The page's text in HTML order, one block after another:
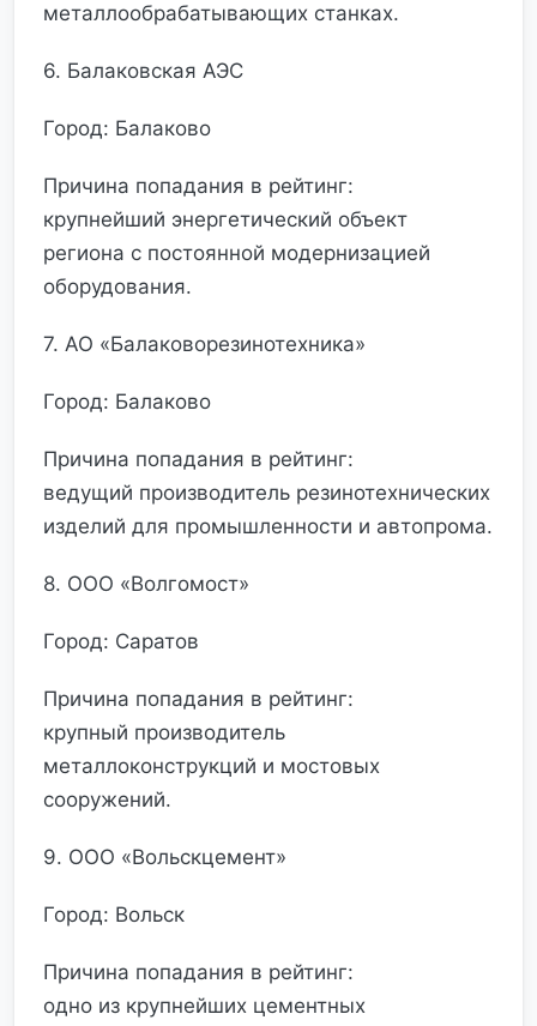
металлообрабатывающих станках.
6. Балаковская АЭС
Город: Балаково
Причина попадания в рейтинг:
крупнейший энергетический объект
региона с постоянной модернизацией
оборудования.
7. АО «Балаковорезинотехника»
Город: Балаково
Причина попадания в рейтинг:
ведущий производитель резинотехнических
изделий для промышленности и автопрома.
8. ООО «Волгомост»
Город: Саратов
Причина попадания в рейтинг:
крупный производитель
металлоконструкций и мостовых
сооружений.
9. ООО «Вольскцемент»
Город: Вольск
Причина попадания в рейтинг:
одно из крупнейших цементных